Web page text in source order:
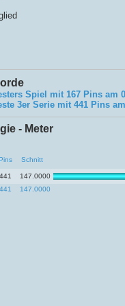
Spiel mit 167 Pins am
3er Serie mit 441 Pins
- Meter
Schnitt
441
147.0000
441 147.0000